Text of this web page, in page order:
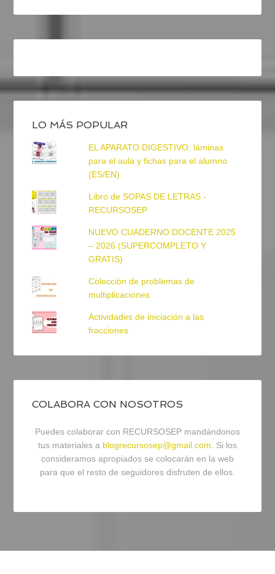
LO MÁS POPULAR
EL APARATO DIGESTIVO: láminas
para el aula y fichas para el alumno
(ES/EN)
Libro de SOPAS DE LETRAS -
RECURSOSEP
NUEVO CUADERNO DOCENTE 2025
– 2026 (SUPERCOMPLETO Y
GRATIS)
Colección de problemas de
multiplicaciones
Actividades de iniciación a las
fracciones
COLABORA CON NOSOTROS
Puedes colaborar con RECURSOSEP mandándonos
tus materiales a blogrecursosep@gmail.com. Si los
consideramos apropiados se colocarán en la web
para que el resto de seguidores disfruten de ellos.